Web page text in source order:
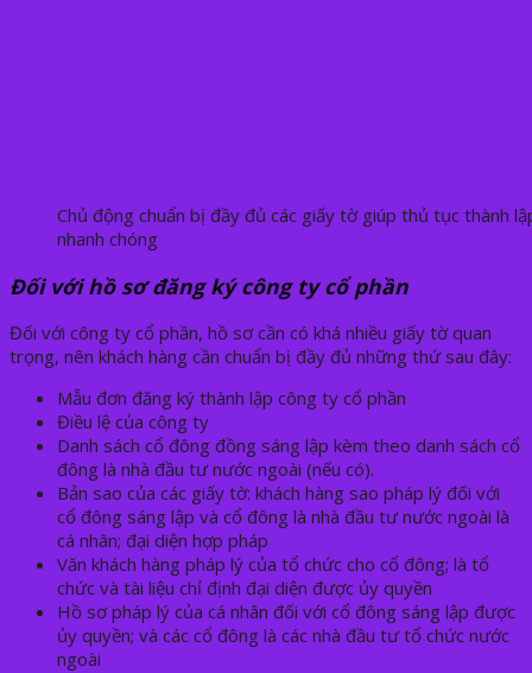
Chủ động chuẩn bị đầy đủ các giấy tờ giúp thủ tục thành
nhanh chóng
Đối với hồ sơ đăng ký công ty cổ phần
Đối với công ty cổ phần, hồ sơ cần có khá nhiều giấy tờ quan
trọng, nên khách hàng cần chuẩn bị đầy đủ những thứ sau đây:
Mẫu đơn đăng ký thành lập công ty cổ phần
Điều lệ của công ty
Danh sách cổ đông đồng sáng lập kèm theo danh sách cổ
đông là nhà đầu tư nước ngoài (nếu có).
Bản sao của các giấy tờ: khách hàng sao pháp lý đối với
cổ đông sáng lập và cổ đông là nhà đầu tư nước ngoài là
cá nhân; đại diện hợp pháp
Văn khách hàng pháp lý của tổ chức cho cổ đông; là tổ
chức và tài liệu chỉ định đại diện được ủy quyền
Hồ sơ pháp lý của cá nhân đối với cổ đông sáng lập được
ủy quyền; và các cổ đông là các nhà đầu tư tổ chức nước
ngoài